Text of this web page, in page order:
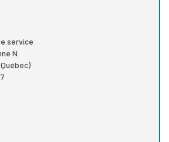
service
N